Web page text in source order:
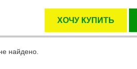
ХОЧУ КУПИТЬ
найдено.